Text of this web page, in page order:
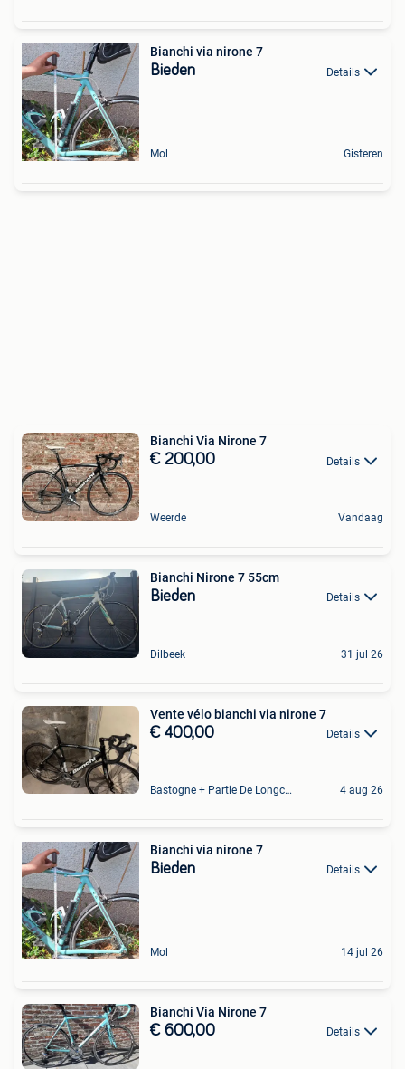
Bianchi via nirone 7
Bieden Details
Mol Gisteren
Bianchi Via Nirone 7
€ 200,00 Details
Weerde Vandaag
Bianchi Nirone 7 55cm
Bieden Details
Dilbeek 31 jul 26
Vente vélo bianchi via nirone 7
€ 400,00 Details
Bastogne + Partie De Longchamps Et Sibret 4 aug 26
Bianchi via nirone 7
Bieden Details
Mol 14 jul 26
Bianchi Via Nirone 7
€ 600,00 Details